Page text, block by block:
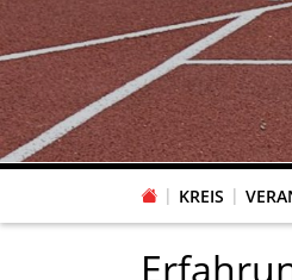
KREIS